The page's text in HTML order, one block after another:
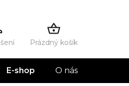
Prázdný košík
E-shop O nás